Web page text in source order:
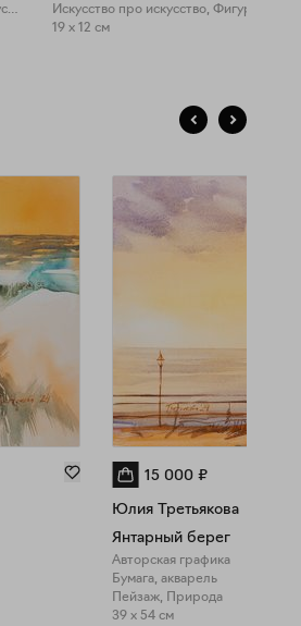
Природа, Фигуративное искусство
19 x 12 см
15 000 ₽
Юлия Третьякова
Янтарный берег
Авторская графика
Бумага, акварель
Пейзаж, Природа
39 x 54 см